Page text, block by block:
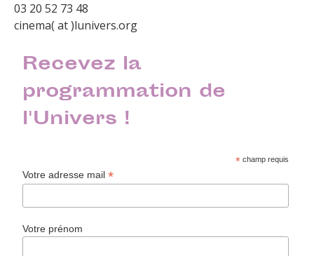
03 20 52 73 48
cinema( at )lunivers.org
Recevez la
programmation de
l'Univers !
* champ requis
Votre adresse mail*
Votre prénom